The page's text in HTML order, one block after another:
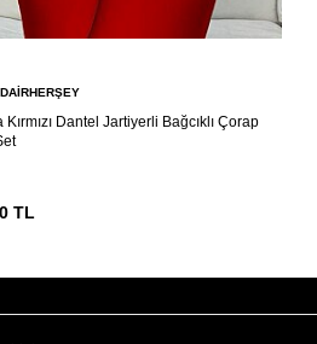
Kırmızı Dantel Jartiyerli Bağcıklı Çorap
TL